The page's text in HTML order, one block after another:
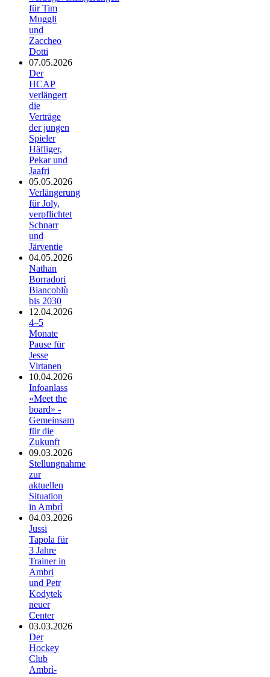
für Tim
Muggli
und
Zaccheo
Dotti
07.05.2026
Der
HCAP
verlängert
die
Verträge
der jungen
Spieler
Häfliger,
Pekar und
Jaafri
05.05.2026
Verlängerung
für Joly,
verpflichtet
Schnarr
und
Järventie
04.05.2026
Nathan
Borradori
Biancoblù
bis 2030
12.04.2026
4–5
Monate
Pause für
Jesse
Virtanen
10.04.2026
Infoanlass
«Meet the
board» -
Gemeinsam
für die
Zukunft
09.03.2026
Stellungnahme
zur
aktuellen
Situation
in Ambrì
04.03.2026
Jussi
Tapola für
3 Jahre
Trainer in
Ambri
und Petr
Kodytek
neuer
Center
03.03.2026
Der
Hockey
Club
Ambrì-